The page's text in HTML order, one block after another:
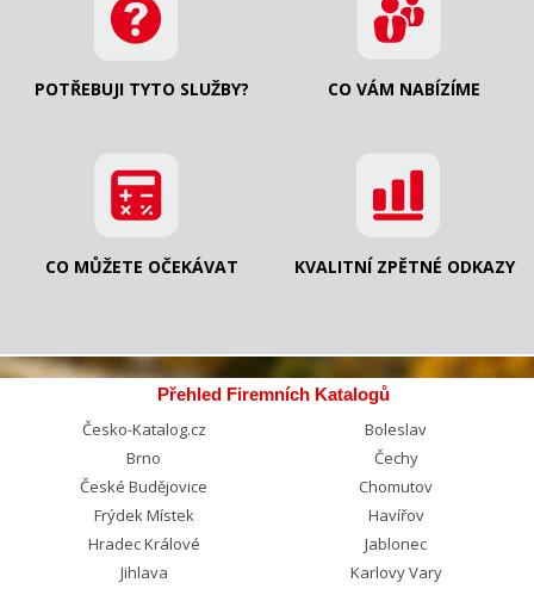
POTŘEBUJI TYTO SLUŽBY? CO VÁM NABÍZÍME
CO MŮŽETE OČEKÁVAT KVALITNÍ ZPĚTNÉ ODKAZY
Přehled Firemních Katalogů
Česko-Katalog.cz
Boleslav
Brno
Čechy
České Budějovice
Chomutov
Frýdek Místek
Havířov
Hradec Králové
Jablonec
Jihlava
Karlovy Vary